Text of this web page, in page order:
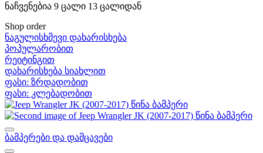
ნაჩვენებია 9 ცალი 13 ცალიდან
Shop order
ნაგულისხმევი დახარისხება
პოპულარობით
რეიტინგით
დახარისხება სიახლით
ფასი: ზრდადობით
ფასი: კლებადობით
ბამპერები და დამცავები